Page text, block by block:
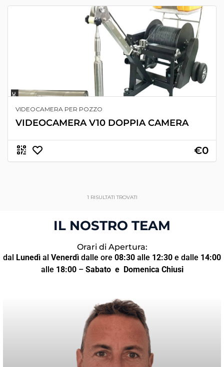
VIDEOCAMERA PER POZZO
VIDEOCAMERA V10 DOPPIA CAMERA
€0
1 RISULTATI TROVATI
IL NOSTRO TEAM
Orari di Apertura:
dal Lunedì al Venerdì dalle ore 08:30 alle 12:30 e dalle 14:00
alle 18:00– Sabato e Domenica Chiusi